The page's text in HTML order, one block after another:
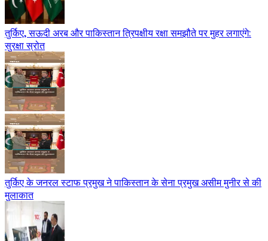
तुर्किए, सऊदी अरब और पाकिस्तान त्रिपक्षीय रक्षा समझौते पर मुहर लगाएंगे:
सुरक्षा स्रोत
तुर्किए के जनरल स्टाफ प्रमुख ने पाकिस्तान के सेना प्रमुख असीम मुनीर से की
मुलाकात